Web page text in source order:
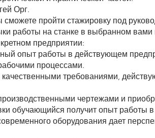
Орг.
сможете пройти стажировку под
работы на станке в выбранном вами
предприятии:
опыт работы в действующем
процессами.
требованиями,
чертежами и
обучающийся получит опыт работы в
оборудования дает